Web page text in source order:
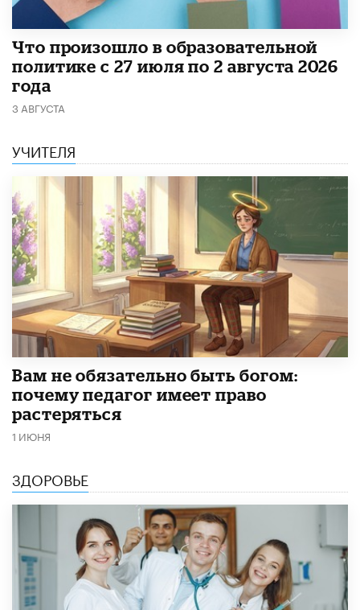
​Что произошло в образовательной
политике с 27 июля по 2 августа 2026
года
3 АВГУСТА
УЧИТЕЛЯ
​Вам не обязательно быть богом:
почему педагог имеет право
растеряться
1 ИЮНЯ
ЗДОРОВЬЕ